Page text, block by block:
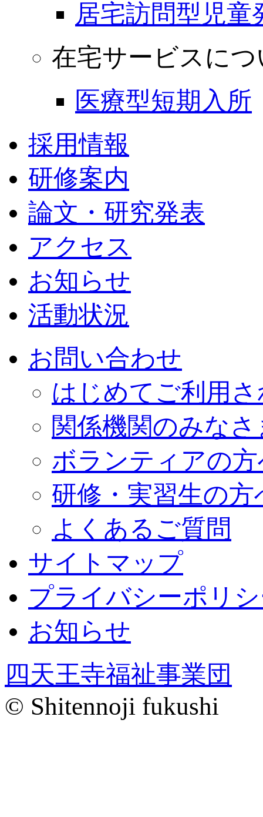
居宅訪問型児童
在宅サービスに
医療型短期入所
採用情報
研修案内
論文・研究発表
アクセス
お知らせ
活動状況
お問い合わせ
はじめてご利用
関係機関のみな
ボランティアの
研修・実習生の方
よくあるご質問
サイトマップ
プライバシーポリ
お知らせ
四天王寺福祉事業団
© Shitennoji fukushi